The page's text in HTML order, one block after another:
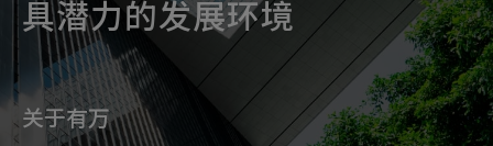
具潜力的发展环境
关于有万